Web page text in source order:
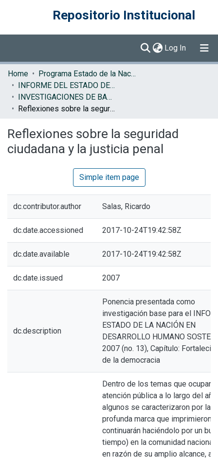
Repositorio Institucional
Log In (current)
Communities & Collections
Browse DSpace
Statistics
Home
Programa Estado de la Nación (PEN)
INFORME DEL ESTADO DE LA NACION
INVESTIGACIONES DE BASE EN
Reflexiones sobre la seguridad ciudadana y la justicia penal
Reflexiones sobre la seguridad
ciudadana y la justicia penal
Simple item page
dc.contributor.author Salas, Ricardo
dc.date.accessioned 2017-10-24T19:42:58Z
dc.date.available 2017-10-24T19:42:58Z
dc.date.issued 2007
dc.description
Ponencia presentada como
investigación base para el
ESTADO DE LA NACIÓN EN
DESARROLLO HUMANO
2007 (no. 13), Capítulo:
de la democracia
Dentro de los temas que
atención pública a lo largo del
algunos se caracterizaron por la
profunda marca que imprimieron
continuarán haciéndolo por un
tiempo) en la comunidad
en razón de su amplio alcance, al